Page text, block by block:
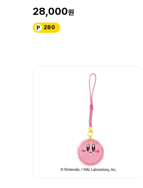
28,000
280